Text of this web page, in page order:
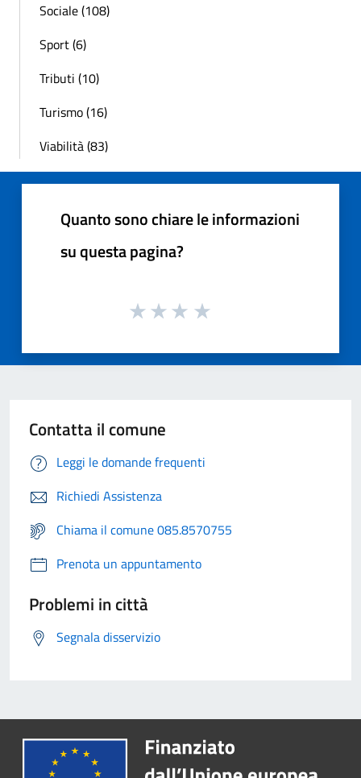
Sociale (108)
Sport (6)
Tributi (10)
Turismo (16)
Viabilità (83)
Quanto sono chiare le informazioni
su questa pagina?
Contatta il comune
Leggi le domande frequenti
Richiedi Assistenza
Chiama il comune 085.8570755
Prenota un appuntamento
Problemi in città
Segnala disservizio